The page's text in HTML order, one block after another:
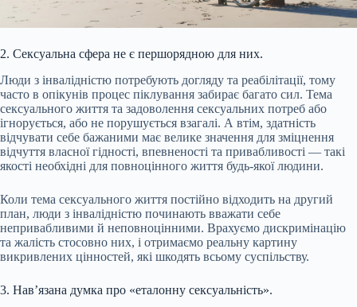
2. Сексуальна сфера не є першорядною для них.
Люди з інвалідністю потребують догляду та реабілітації, тому
часто в опікунів процес піклування забирає багато сил. Тема
сексуального життя та задоволення сексуальних потреб або
ігнорується, або не порушується взагалі. А втім, здатність
відчувати себе бажаними має велике значення для зміцнення
відчуття власної гідності, впевненості та привабливості — такі
якості необхідні для повноцінного життя будь-якої людини.
Коли тема сексуального життя постійно відходить на другий
план, люди з інвалідністю починають вважати себе
непривабливими й неповноцінними. Врахуємо дискримінацію
та жалість стосовно них, і отримаємо реальну картину
викривлених цінностей, які шкодять всьому суспільству.
3. Нав’язана думка про «еталонну сексуальність».